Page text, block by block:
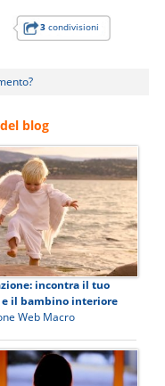
3condivisioni
blog
incontra il tuo
e il bambino interiore
Web Macro